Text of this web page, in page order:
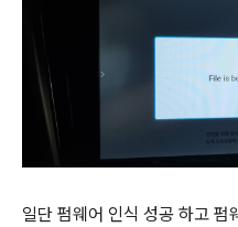
일단 펌웨어 인식 성공 하고 펌